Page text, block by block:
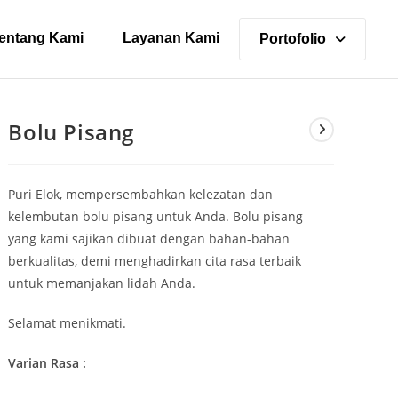
Kami Layanan Kami Portofolio
Bolu Pisang
Puri Elok, mempersembahkan kelezatan dan
kelembutan bolu pisang untuk Anda. Bolu pisang
yang kami sajikan dibuat dengan bahan-bahan
berkualitas, demi menghadirkan cita rasa terbaik
untuk memanjakan lidah Anda.
Selamat menikmati.
Varian Rasa :